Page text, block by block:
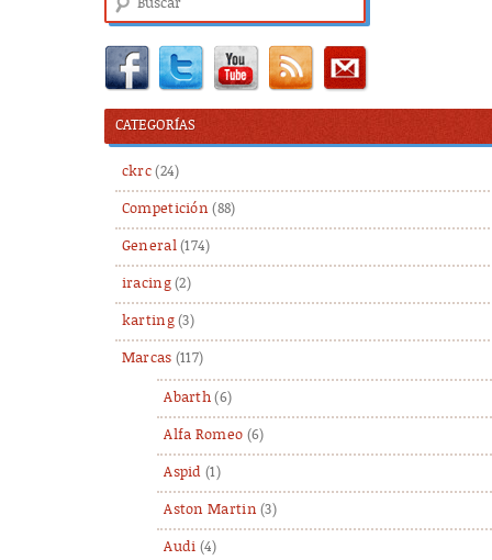
CATEGORÍAS
ckrc(24)
Competición (88)
General(174)
iracing(2)
karting(3)
Marcas (117)
Abarth (6)
Alfa Romeo (6)
Aspid (1)
Aston Martin (3)
Audi (4)